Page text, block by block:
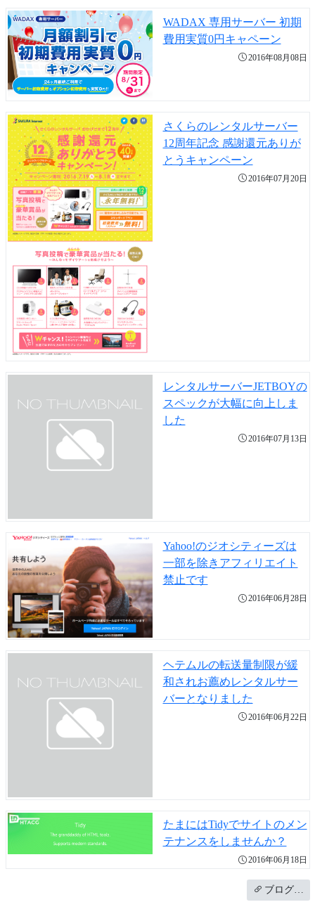
WADAX 専用サーバー 初期
費用実質0円キャペーン
2016年08月08日
さくらのレンタルサーバー
12周年記念 感謝還元ありが
とうキャンペーン
2016年07月20日
レンタルサーバーJETBOYの
スペックが大幅に向上しま
した
2016年07月13日
Yahoo!のジオシティーズは
一部を除きアフィリエイト
禁止です
2016年06月28日
ヘテムルの転送量制限が緩
和されお薦めレンタルサー
バーとなりました
2016年06月22日
たまにはTidyでサイトのメン
テナンスをしませんか？
2016年06月18日
ブログ…